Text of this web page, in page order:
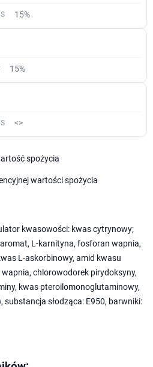
15%
15%
<>
spożycia
wartości spożycia
kwasowości: kwas cytrynowy;
L-karnityna, fosforan wapnia,
L-askorbinowy, amid kwasu
chlorowodorek pirydoksyny,
kwas pteroilomonoglutaminowy,
słodząca: E950, barwniki: